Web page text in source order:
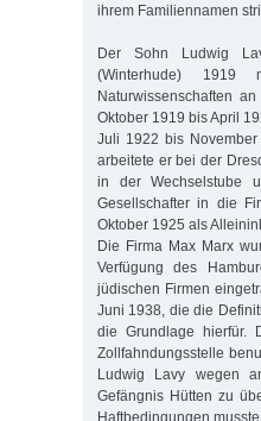
ihrem Familiennamen
Der Sohn Ludwig
(Winterhude) 1919
Naturwissenschaften
Oktober 1919 bis April
Juli 1922 bis
arbeitete er bei der
in der Wechselstube
Gesellschafter in die
Oktober 1925 als
Die Firma Max Marx
Verfügung des
jüdischen Firmen
Juni 1938, die die
die Grundlage hierfür.
Zollfahndungsstelle
Ludwig Lavy wegen
Gefängnis Hütten zu
Haftbedingungen